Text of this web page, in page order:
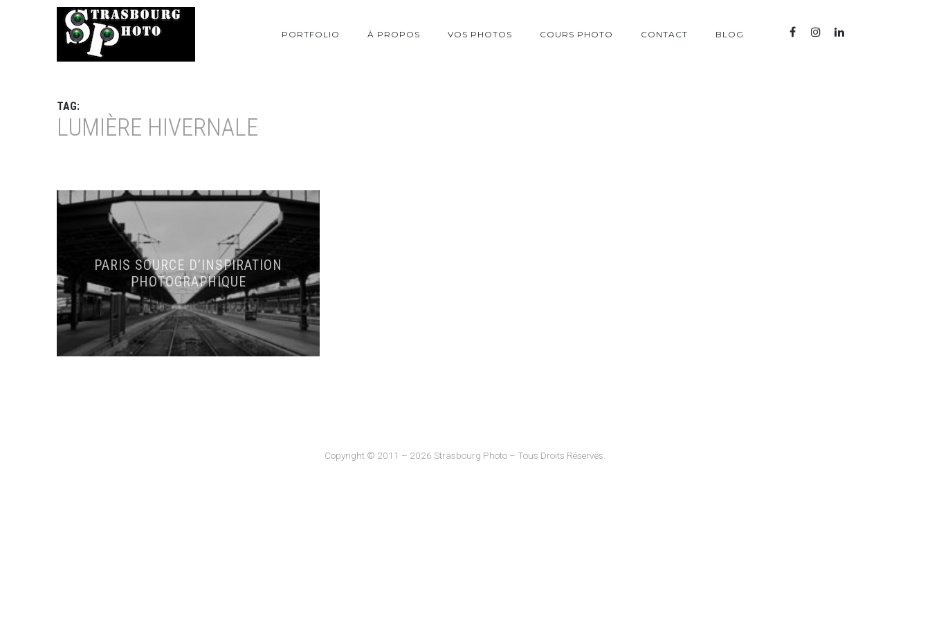
PORTFOLIO À PROPOS VOS PHOTOS COURS PHOTO CONTACT BLOG
TAG:
LUMIÈRE HIVERNALE
PARIS SOURCE D’INSPIRATION
PHOTOGRAPHIQUE
Copyright © 2011 – 2026 Strasbourg Photo – Tous Droits Réservés.